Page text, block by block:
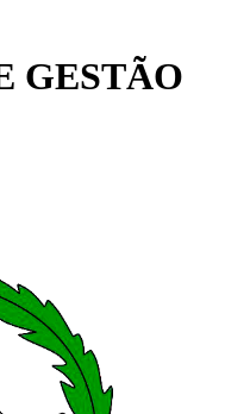
GESTÃO